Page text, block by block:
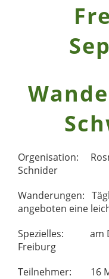
Orgenisation:
Schnider
Wanderungen:
angeboten eine
Spezielles: am
Freiburg
Teilnehmer: 16